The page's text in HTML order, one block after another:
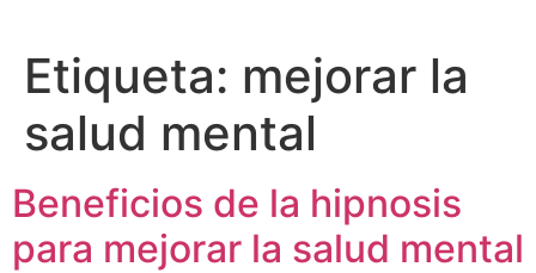
Etiqueta: mejorar la
salud mental
Beneficios de la hipnosis
para mejorar la salud mental